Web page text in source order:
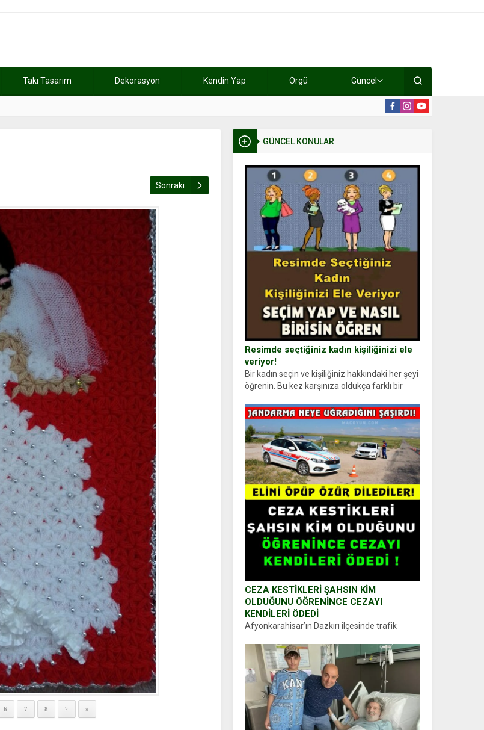
Takı Tasarım Dekorasyon Kendin Yap Örgü Güncel
GÜNCEL KONULAR
Resimde seçtiğiniz kadın kişiliğinizi ele
veriyor!
Bir kadın seçin ve kişiliğiniz hakkındaki her şeyi
öğrenin. Bu kez karşınıza oldukça farklı bir
kadın figürlerinden dikkatinizi en...
CEZA KESTİKLERİ ŞAHSIN KİM
OLDUĞUNU ÖĞRENİNCE CEZAYI
KENDİLERİ ÖDEDİ
Afyonkarahisar’ın Dazkırı ilçesinde trafik
durdurdukları bir otomobilin sürücüsünden
ehliyet ve ruhsat sorup belgelerini istedi.
Sürücü Abdurrahman Ö.nün verdiği evraklarda
eksik olduğunu...
Sonraki
6 7 8 > »